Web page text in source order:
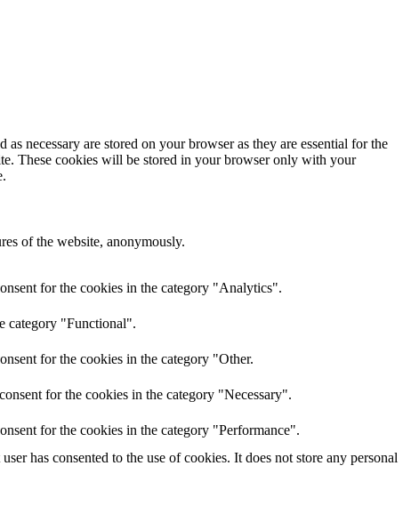
necessary are stored on your browser as they are essential for the
These cookies will be stored in your browser only with your
of the website, anonymously.
for the cookies in the category "Analytics".
category "Functional".
for the cookies in the category "Other.
for the cookies in the category "Necessary".
for the cookies in the category "Performance".
has consented to the use of cookies. It does not store any personal